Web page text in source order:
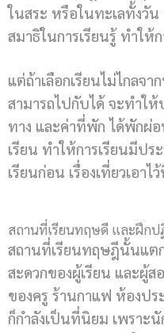
ในสระ หรือในทะเลทั้งวัน
สมาธิในการเรียนรู้ ทำให้
แต่ถ้าเลือกเรียนไม่ไกลจา
สามารถไปกับได้ จะทำใ
ทาง และค่าที่พัก ได้พักผ่
เรียน ทำให้การเรียนมีปร
เรียนก่อน เรื่องเที่ยวเอาไ
สถานที่เรียนทฤษดี และฝึก
สถานที่เรียนทฤษฎีนั้นแต
สะดวกของผู้เรียน และผู้
ของครู ร้านกาแฟ ห้องป
ก็กำลังเป็นที่นิยม เพราะ